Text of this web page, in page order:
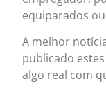
equiparados
A melhor
publicado
algo real com